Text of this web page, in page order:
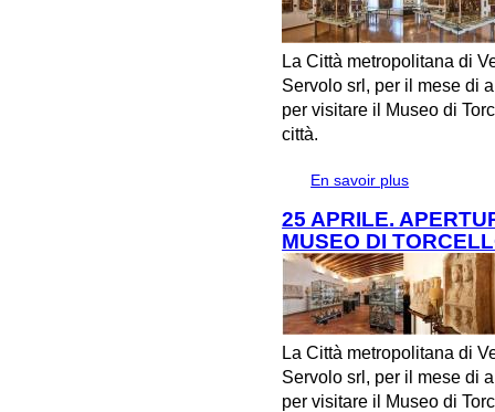
La Città metropolitana di
Servolo srl, per il mese di
per visitare il Museo di
città.
En savoir plus
25 APRILE.
MUSEO DI
La Città metropolitana di
Servolo srl, per il mese di
per visitare il Museo di